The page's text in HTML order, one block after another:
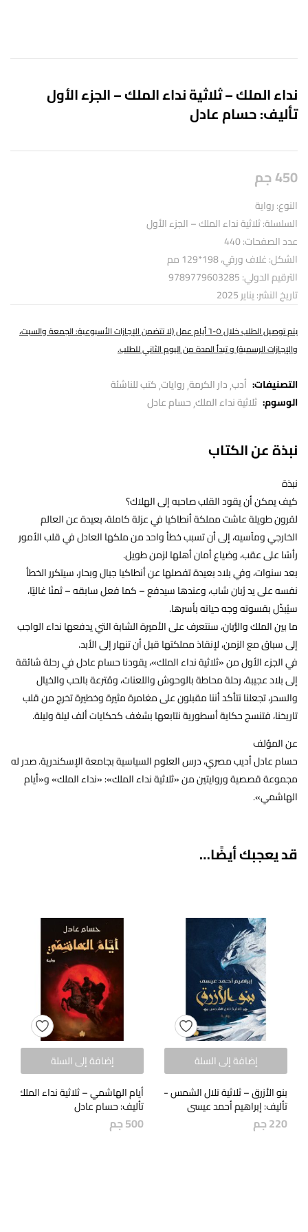
نداء الملك – ثلاثية نداء الملك – الجزء الأول
تأليف: حسام عادل
450جم
النوع: رواية
السلسلة: ثلاثية نداء الملك – الجزء الأول
عدد الصفحات: 440
الشكل: غلاف ورقي، 198*129 مم
الترقيم الدولي: 9789779603285
تاريخ النشر: يناير 2025
يتم توصيل الطلب خلال ٥-٦ أيام عمل (لا تتضمن الإجازات الأسبوعية: الجمعة والسبت،
والإجازات الرسمية) و تبدأ المدة من اليوم الثاني للطلب.
التصنيفات: أدب دار الكرمة روايات كتب للناشئة
الوسوم: ثلاثية نداء الملك حسام عادل
نبذة عن الكتاب
نبذة
كيف يمكن أن يقود القلب صاحبه إلى الهلاك؟
لقرون طويلة عاشت مملكة أنطاكيا في عزلة كاملة، بعيدة عن العالم
الخارجي ومآسيه، إلى أن تسبب خطأ واحد من ملكها العادل في قلب الأمور
رأسًا على عقب، وضياع أمان أهلها لزمن طويل.
بعد سنوات، وفي بلاد بعيدة تفصلها عن أنطاكيا جبال وبحار، سيتكرر الخطأ
نفسه على يد رُبان شاب، وعندها سيدفع – كما فعل سابقه – ثمنًا غاليًا،
سيُبدِّل بقسوته وجه حياته بأسرها.
ما بين الملك والرُّبان، سنتعرف على الأميرة الشابة التي يدفعها نداء الواجب
إلى سباق مع الزمن، لإنقاذ مملكتها قبل أن تنهار إلى الأبد.
في الجزء الأول من «ثلاثية نداء الملك»، يقودنا حسام عادل في رحلة شائقة
إلى بلاد عجيبة، رحلة محاطة بالوحوش واللعنات، ومُترعة بالحب والخيال
والسحر، تجعلنا نتأكد أننا مقبلون على مغامرة مثيرة وخطيرة تخرج من قلب
تاريخنا، فتنسج حكاية أسطورية نتابعها بشغف كحكايات ألف ليلة وليلة.
عن المؤلف
حسام عادل أديب مصري، درس العلوم السياسية بجامعة الإسكندرية. صدر له
مجموعة قصصية وروايتين من «ثلاثية نداء الملك»: «نداء الملك» و«أيام
الهاشمي».
قد يعجبك أيضًا…
إضافة إلى السلة
بنو الأزرق – ثلاثية تلال الشمس – الجزء الثاني
تأليف: إبراهيم أحمد عيسى
220جم
إضافة إلى السلة
أيام الهاشمي – ثلاثية نداء الملك –
تأليف: حسام عادل
500جم